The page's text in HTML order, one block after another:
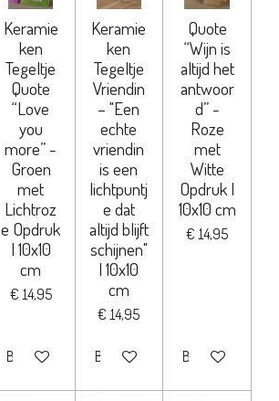
Keramie
ken
Tegeltje
Quote
“Love
you
more” -
Groen
met
Lichtroz
e Opdruk
| 10x10
cm
€ 14,95
Bekijk details
Keramie
ken
Tegeltje
Vriendin
– "Een
echte
vriendin
is een
lichtpuntj
e dat
altijd blijft
schijnen"
| 10x10
cm
€ 14,95
Bekijk details
Quote
“Wijn is
altijd het
antwoor
d” -
Roze
met
Witte
Opdruk |
10x10 cm
€ 14,95
Bekijk details